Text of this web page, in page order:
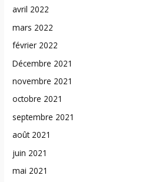
avril 2022
mars 2022
février 2022
Décembre 2021
novembre 2021
octobre 2021
septembre 2021
août 2021
juin 2021
mai 2021